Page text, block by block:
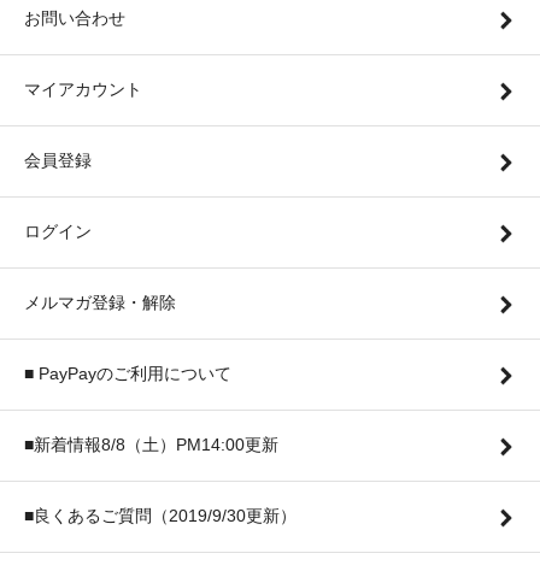
お問い合わせ
マイアカウント
会員登録
ログイン
メルマガ登録・解除
■ PayPayのご利用について
■新着情報8/8（土）PM14:00更新
■良くあるご質問（2019/9/30更新）